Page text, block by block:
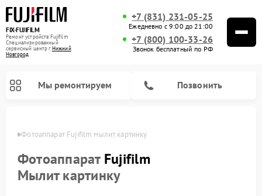
FIX-FUJIFILM
Ремонт устройств Fujifilm
Специализированный
cервисный центр г.Нижний
Новгород
+7 (831) 231-05-25
Ежедневно с 9:00 до 21:00
+7 (800) 100-33-26
Звонок бесплатный по РФ
Мы ремонтируем Позвонить
Фотоаппарат Fujifilm мылит картинку
Фотоаппарат Fujifilm
Мылит картинку